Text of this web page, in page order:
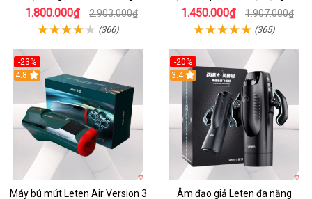
1.800.000₫ 2.903.000₫
(366)
cấp
1.450.000₫ 1.907.000₫
(365)
-23%
4.8
Máy bú mút Leten Air Version 3
-20%
3.4
Âm đạo giả Leten đa năng